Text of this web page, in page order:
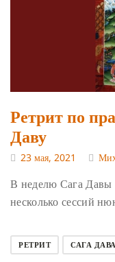
Ретрит по
Даву
23 мая, 2021
В неделю Сага Давы
несколько сессий
РЕТРИТ САГА ДАВА